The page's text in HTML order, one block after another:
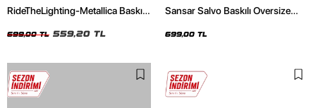
RideTheLighting-Metallica Baskılı
Tshirt
699,00 TL 559,20 TL
Sansar Salvo Baskılı Oversize
699,00 TL